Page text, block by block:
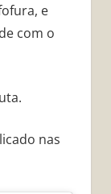
e
com o
nas